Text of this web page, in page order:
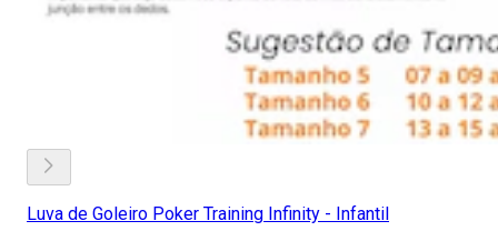
Luva de Goleiro Poker Training Infinity - Infantil